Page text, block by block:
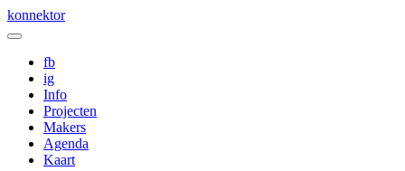
Skip
to
konnektor
fb
ig
Info
Projecten
Makers
Agenda
Kaart